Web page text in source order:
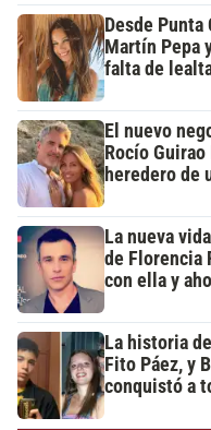
Desde Punta
Martín Pepa
falta de
El nuevo
Rocío
heredero de
La nueva
de Florencia
con ella y
La historia
Fito Páez, y
conquistó a